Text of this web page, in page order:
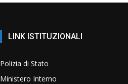
LINK ISTITUZIONALI
Polizia di Stato
Ministero Interno